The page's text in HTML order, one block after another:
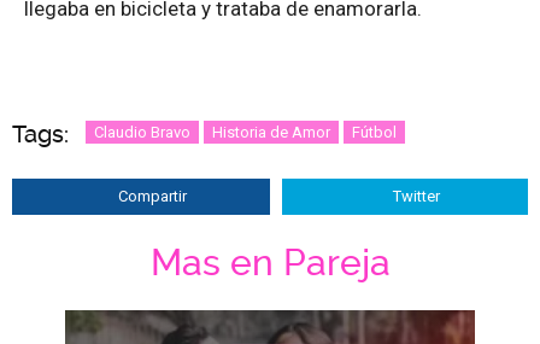
llegaba en bicicleta y trataba de enamorarla.
Tags: Claudio Bravo Historia de Amor Fútbol
Compartir Twitter
Mas en Pareja